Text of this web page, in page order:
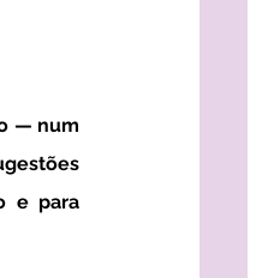
e para